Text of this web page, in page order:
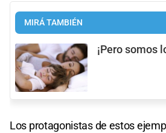
MIRÁ TAMBIÉN
¡Pero somos
Los protagonistas de estos